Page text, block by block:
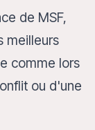
de MSF,
meilleurs
comme lors
ou d'une